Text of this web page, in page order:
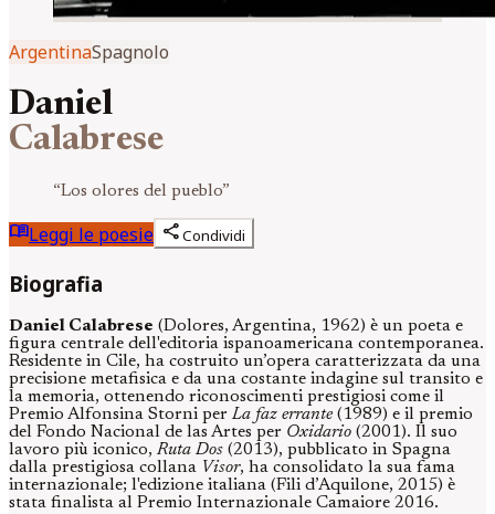
ArgentinaSpagnolo
Daniel
Calabrese
“Los olores del pueblo”
menu_bookLeggi le poesie shareCondividi
Biografia
Daniel Calabrese (Dolores, Argentina, 1962) è un poeta e
figura centrale dell'editoria ispanoamericana contemporanea.
Residente in Cile, ha costruito un’opera caratterizzata da una
precisione metafisica e da una costante indagine sul transito e
la memoria, ottenendo riconoscimenti prestigiosi come il
Premio Alfonsina Storni per La faz errante(1989) e il premio
del Fondo Nacional de las Artes per Oxidario (2001). Il suo
lavoro più iconico, Ruta Dos (2013), pubblicato in Spagna
dalla prestigiosa collana Visor, ha consolidato la sua fama
internazionale; l'edizione italiana (Fili d’Aquilone, 2015) è
stata finalista al Premio Internazionale Camaiore 2016.